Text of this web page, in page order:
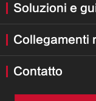
Soluzioni e
Collegamenti
Contatto